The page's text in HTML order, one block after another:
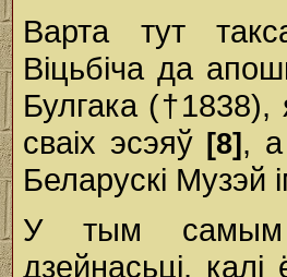
Варта тут
Віцьбіча да
Булгака (†1838),
сваіх эсэяў [8] , а
Беларускі
У тым самым
дзейнасьці, калі